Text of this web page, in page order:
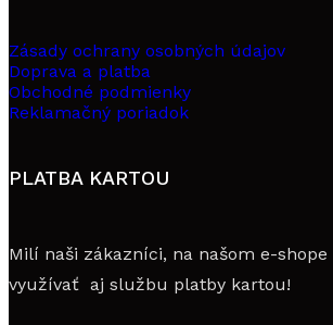
Zásady ochrany osobných údajov
Doprava a platba
Obchodné podmienky
Reklamačný poriadok
PLATBA KARTOU
Milí naši zákazníci, na našom e-shope
využívať aj službu platby kartou!